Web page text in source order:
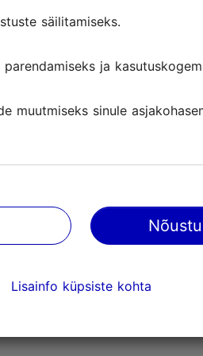
convention@tallinnlv.ee
Uudiskiri
atraktsioonide ja
säilitamiseks.
ja
muutmiseks sinule
Lisainfo küpsiste kohta